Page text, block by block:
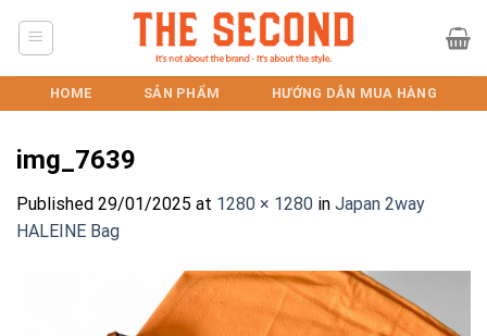
HOME SẢN PHẨM HƯỚNG DẪN MUA HÀNG
img_7639
Published 29/01/2025 at 1280 × 1280 in Japan 2way
HALEINE Bag